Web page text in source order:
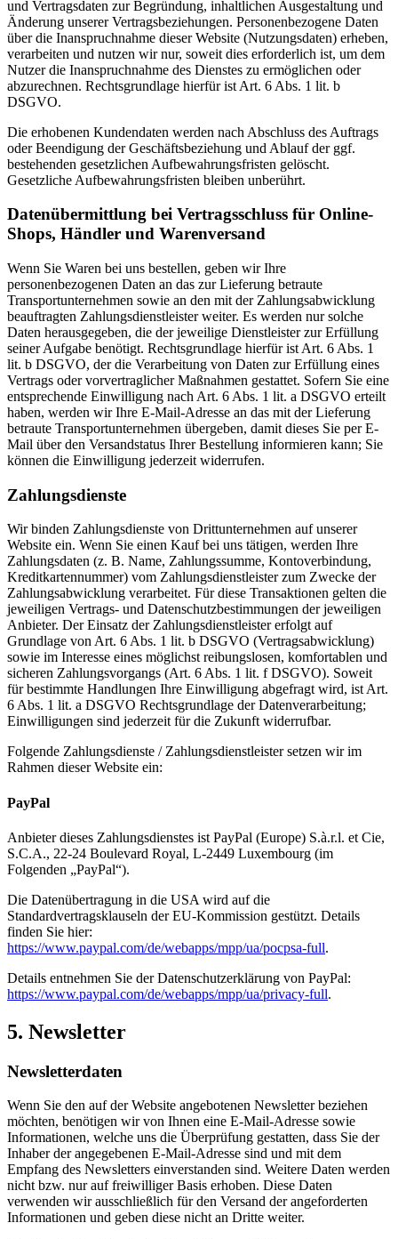
und Vertragsdaten zur Begründung, inhaltlichen Ausgestaltung und
Änderung unserer Vertragsbeziehungen. Personenbezogene Daten
über die Inanspruchnahme dieser Website (Nutzungsdaten) erheben,
verarbeiten und nutzen wir nur, soweit dies erforderlich ist, um dem
Nutzer die Inanspruchnahme des Dienstes zu ermöglichen oder
abzurechnen. Rechtsgrundlage hierfür ist Art. 6 Abs. 1 lit. b
DSGVO.
Die erhobenen Kundendaten werden nach Abschluss des Auftrags
oder Beendigung der Geschäftsbeziehung und Ablauf der ggf.
bestehenden gesetzlichen Aufbewahrungsfristen gelöscht.
Gesetzliche Aufbewahrungsfristen bleiben unberührt.
Daten­übermittlung bei Vertragsschluss für Online-
Shops, Händler und Warenversand
Wenn Sie Waren bei uns bestellen, geben wir Ihre
personenbezogenen Daten an das zur Lieferung betraute
Transportunternehmen sowie an den mit der Zahlungsabwicklung
beauftragten Zahlungsdienstleister weiter. Es werden nur solche
Daten herausgegeben, die der jeweilige Dienstleister zur Erfüllung
seiner Aufgabe benötigt. Rechtsgrundlage hierfür ist Art. 6 Abs. 1
lit. b DSGVO, der die Verarbeitung von Daten zur Erfüllung eines
Vertrags oder vorvertraglicher Maßnahmen gestattet. Sofern Sie eine
entsprechende Einwilligung nach Art. 6 Abs. 1 lit. a DSGVO erteilt
haben, werden wir Ihre E-Mail-Adresse an das mit der Lieferung
betraute Transportunternehmen übergeben, damit dieses Sie per E-
Mail über den Versandstatus Ihrer Bestellung informieren kann; Sie
können die Einwilligung jederzeit widerrufen.
Zahlungsdienste
Wir binden Zahlungsdienste von Drittunternehmen auf unserer
Website ein. Wenn Sie einen Kauf bei uns tätigen, werden Ihre
Zahlungsdaten (z. B. Name, Zahlungssumme, Kontoverbindung,
Kreditkartennummer) vom Zahlungsdienstleister zum Zwecke der
Zahlungsabwicklung verarbeitet. Für diese Transaktionen gelten die
jeweiligen Vertrags- und Datenschutzbestimmungen der jeweiligen
Anbieter. Der Einsatz der Zahlungsdienstleister erfolgt auf
Grundlage von Art. 6 Abs. 1 lit. b DSGVO (Vertragsabwicklung)
sowie im Interesse eines möglichst reibungslosen, komfortablen und
sicheren Zahlungsvorgangs (Art. 6 Abs. 1 lit. f DSGVO). Soweit
für bestimmte Handlungen Ihre Einwilligung abgefragt wird, ist Art.
6 Abs. 1 lit. a DSGVO Rechtsgrundlage der Datenverarbeitung;
Einwilligungen sind jederzeit für die Zukunft widerrufbar.
Folgende Zahlungsdienste / Zahlungsdienstleister setzen wir im
Rahmen dieser Website ein:
PayPal
Anbieter dieses Zahlungsdienstes ist PayPal (Europe) S.à.r.l. et Cie,
S.C.A., 22-24 Boulevard Royal, L-2449 Luxembourg (im
Folgenden „PayPal“).
Die Datenübertragung in die USA wird auf die
Standardvertragsklauseln der EU-Kommission gestützt. Details
finden Sie hier:
https://www.paypal.com/de/webapps/mpp/ua/pocpsa-full.
Details entnehmen Sie der Datenschutzerklärung von PayPal:
https://www.paypal.com/de/webapps/mpp/ua/privacy-full.
5. Newsletter
Newsletterdaten
Wenn Sie den auf der Website angebotenen Newsletter beziehen
möchten, benötigen wir von Ihnen eine E-Mail-Adresse sowie
Informationen, welche uns die Überprüfung gestatten, dass Sie der
Inhaber der angegebenen E-Mail-Adresse sind und mit dem
Empfang des Newsletters einverstanden sind. Weitere Daten werden
nicht bzw. nur auf freiwilliger Basis erhoben. Diese Daten
verwenden wir ausschließlich für den Versand der angeforderten
Informationen und geben diese nicht an Dritte weiter.